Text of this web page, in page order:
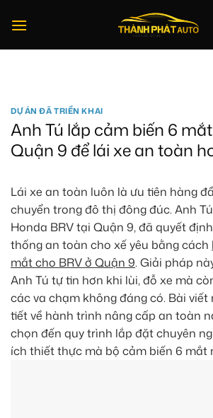
qua
DỰ ÁN ĐÃ TRIỂN KHAI
Anh Tú lắp cảm biến 6
Quận 9 để lái xe an toàn
Lái xe an toàn luôn là ưu tiên hàng
chuyển trong đô thị đông đúc. Anh
Honda BRV tại Quận 9, đã quyết
thống an toàn cho xế yêu bằng cách
mắt cho BRV ở Quận 9. Giải pháp
Anh Tú tự tin hơn khi lùi, đỗ xe mà
các va chạm không đáng có. Bài viết
tiết về hành trình nâng cấp an toàn
chọn đến quy trình lắp đặt chuyên
ích thiết thực mà bộ cảm biến 6 mắt